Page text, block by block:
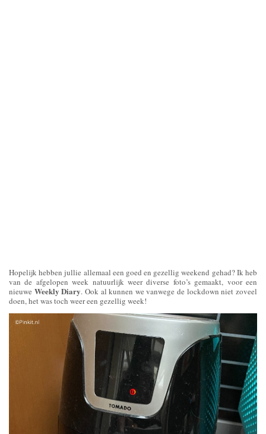
Hopelijk hebben jullie allemaal een goed en gezellig weekend gehad? Ik heb
van de afgelopen week natuurlijk weer diverse foto’s gemaakt, voor een
nieuwe Weekly Diary. Ook al kunnen we vanwege de lockdown niet zoveel
doen, het was toch weer een gezellig week!